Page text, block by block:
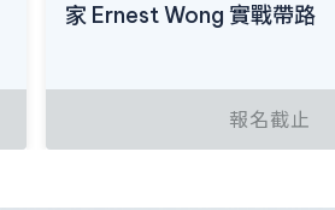
家 Ernest Wong 實戰帶路
報名截止